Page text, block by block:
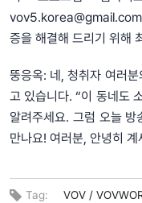
vov5.korea@gmail.com
증을 해결해 드리기 위해
뚱응옥: 네, 청취자 여러
고 있습니다. “이 동네도
알려주세요. 그럼 오늘
만나요! 여러분, 안녕히 계
Tag: VOV /